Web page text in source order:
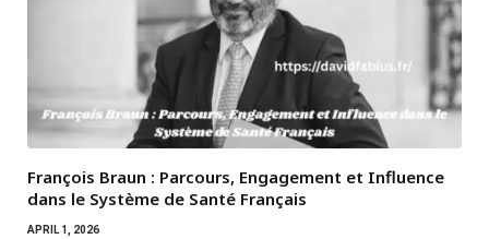
François Braun : Parcours, Engagement et Influence
dans le Système de Santé Français
APRIL 1, 2026